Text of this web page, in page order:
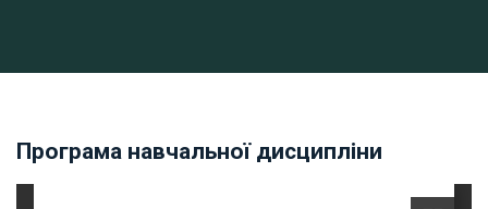
Програма навчальної дисципліни